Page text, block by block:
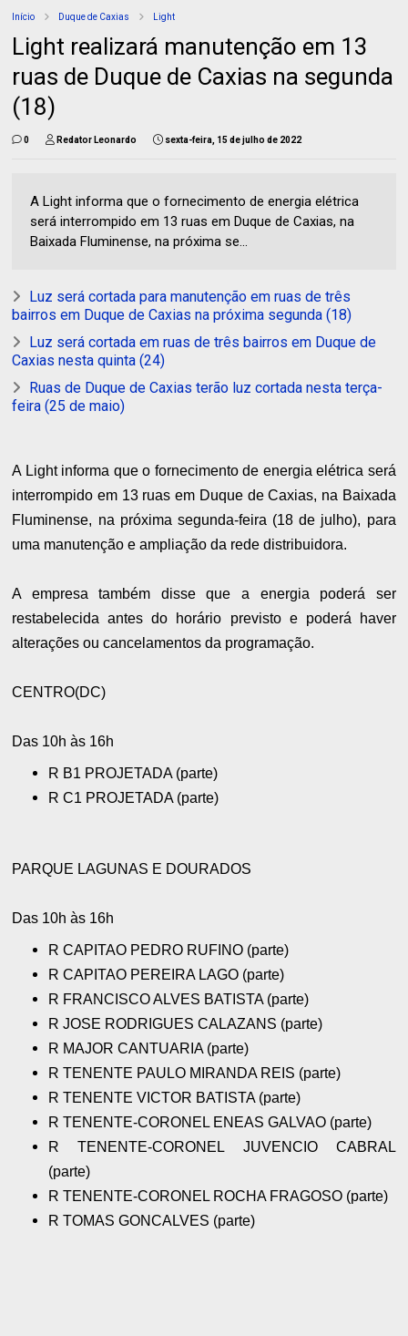
Início Duque de Caxias Light
Light realizará manutenção em 13
ruas de Duque de Caxias na segunda
(18)
0 Redator Leonardo sexta-feira, 15 de julho de 2022
A Light informa que o fornecimento de energia elétrica
será interrompido em 13 ruas em Duque de Caxias, na
Baixada Fluminense, na próxima se...
Luz será cortada para manutenção em ruas de três
bairros em Duque de Caxias na próxima segunda (18)
Luz será cortada em ruas de três bairros em Duque de
Caxias nesta quinta (24)
Ruas de Duque de Caxias terão luz cortada nesta terça-
feira (25 de maio)
A Light informa que o fornecimento de energia elétrica será
interrompido em 13 ruas em Duque de Caxias, na Baixada
Fluminense, na próxima segunda-feira (18 de julho), para
uma manutenção e ampliação da rede distribuidora.
A empresa também disse que a energia poderá ser
restabelecida antes do horário previsto e poderá haver
alterações ou cancelamentos da programação.
CENTRO(DC)
Das 10h às 16h
R B1 PROJETADA (parte)
R C1 PROJETADA (parte)
PARQUE LAGUNAS E DOURADOS
Das 10h às 16h
R CAPITAO PEDRO RUFINO (parte)
R CAPITAO PEREIRA LAGO (parte)
R FRANCISCO ALVES BATISTA (parte)
R JOSE RODRIGUES CALAZANS (parte)
R MAJOR CANTUARIA (parte)
R TENENTE PAULO MIRANDA REIS (parte)
R TENENTE VICTOR BATISTA (parte)
R TENENTE-CORONEL ENEAS GALVAO (parte)
R TENENTE-CORONEL JUVENCIO CABRAL
(parte)
R TENENTE-CORONEL ROCHA FRAGOSO (parte)
R TOMAS GONCALVES (parte)